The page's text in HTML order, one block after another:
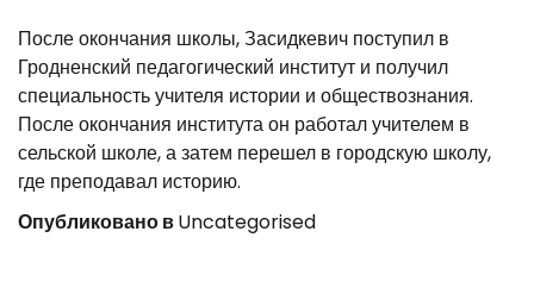
После окончания школы, Засидкевич поступил в
Гродненский педагогический институт и получил
специальность учителя истории и обществознания.
После окончания института он работал учителем в
сельской школе, а затем перешел в городскую школу,
где преподавал историю.
Опубликовано вUncategorised